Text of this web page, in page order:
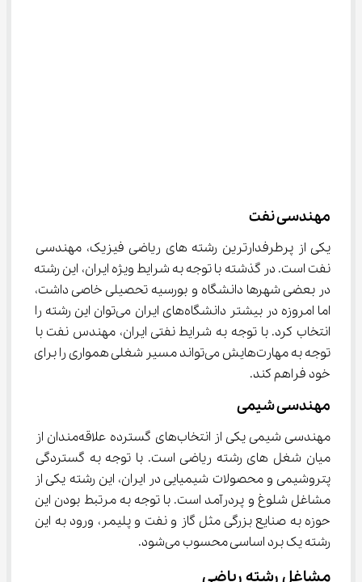
مهندسی نفت
یکی از پرطرفدارترین رشته های ریاضی فیزیک، مهندسی
نفت است. در گذشته با توجه به شرایط ویژه ایران، این رشته
در بعضی شهرها دانشگاه و بورسیه تحصیلی خاصی داشت،
اما امروزه در بیشتر دانشگاه‌های ایران می‌توان این رشته را
انتخاب کرد. با توجه به شرایط نفتی ایران، مهندس نفت با
توجه به مهارت‌هایش می‌تواند مسیر شغلی همواری را برای
خود فراهم کند.
مهندسی شیمی
مهندسی شیمی یکی از انتخاب‌های گسترده علاقه‌مندان از
میان شغل‌ های رشته ریاضی است. با توجه به گستردگی
پتروشیمی و محصولات شیمیایی در ایران، این رشته یکی از
مشاغل شلوغ و پردرآمد است. با توجه به مرتبط ‌بودن این
حوزه به صنایع بزرگی مثل گاز و نفت و پلیمر، ورود به این
رشته یک برد اساسی محسوب می‌شود.
مشاغل رشته ریاضی